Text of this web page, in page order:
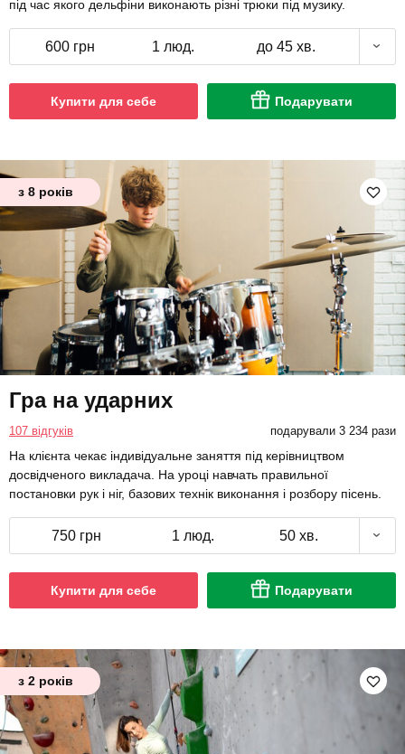
під час якого дельфіни виконають різні трюки під музику.
600 грн 1 люд. до 45 хв.
Купити для себе Подарувати
з 8 років
Гра на ударних
107 відгуків подарували 3 234 рази
На клієнта чекає індивідуальне заняття під керівництвом
досвідченого викладача. На уроці навчать правильної
постановки рук і ніг, базових технік виконання і розбору пісень.
750 грн 1 люд. 50 хв.
Купити для себе Подарувати
з 2 років